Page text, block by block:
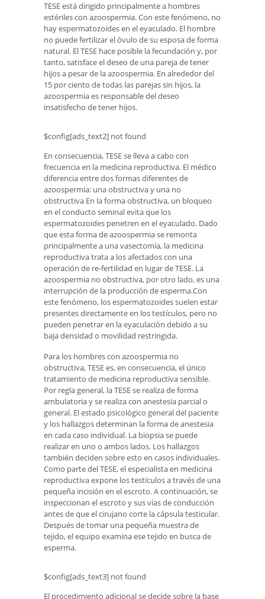
TESE está dirigido principalmente a hombres
estériles con azoospermia. Con este fenómeno, no
hay espermatozoides en el eyaculado. El hombre
no puede fertilizar el óvulo de su esposa de forma
natural. El TESE hace posible la fecundación y, por
tanto, satisface el deseo de una pareja de tener
hijos a pesar de la azoospermia. En alrededor del
15 por ciento de todas las parejas sin hijos, la
azoospermia es responsable del deseo
insatisfecho de tener hijos.
$config[ads_text2] not found
En consecuencia, TESE se lleva a cabo con
frecuencia en la medicina reproductiva. El médico
diferencia entre dos formas diferentes de
azoospermia: una obstructiva y una no
obstructiva En la forma obstructiva, un bloqueo
en el conducto seminal evita que los
espermatozoides penetren en el eyaculado. Dado
que esta forma de azoospermia se remonta
principalmente a una vasectomía, la medicina
reproductiva trata a los afectados con una
operación de re-fertilidad en lugar de TESE. La
azoospermia no obstructiva, por otro lado, es una
interrupción de la producción de esperma.Con
este fenómeno, los espermatozoides suelen estar
presentes directamente en los testículos, pero no
pueden penetrar en la eyaculación debido a su
baja densidad o movilidad restringida.
Para los hombres con azoospermia no
obstructiva, TESE es, en consecuencia, el único
tratamiento de medicina reproductiva sensible.
Por regla general, la TESE se realiza de forma
ambulatoria y se realiza con anestesia parcial o
general. El estado psicológico general del paciente
y los hallazgos determinan la forma de anestesia
en cada caso individual. La biopsia se puede
realizar en uno o ambos lados. Los hallazgos
también deciden sobre esto en casos individuales.
Como parte del TESE, el especialista en medicina
reproductiva expone los testículos a través de una
pequeña incisión en el escroto. A continuación, se
inspeccionan el escroto y sus vías de conducción
antes de que el cirujano corte la cápsula testicular.
Después de tomar una pequeña muestra de
tejido, el equipo examina ese tejido en busca de
esperma.
$config[ads_text3] not found
El procedimiento adicional se decide sobre la base